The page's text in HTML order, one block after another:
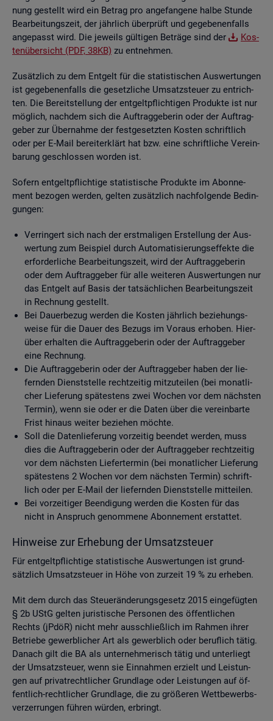
nung ge­stellt wird ein Be­trag pro an­ge­fan­ge­ne halbe Stun­de
Be­ar­bei­tungs­zeit, der jähr­lich über­prüft und ge­ge­be­nen­falls
an­ge­passt wird. Die je­weils gül­ti­gen Be­trä­ge sind der
Kos­
ten­über­sicht (PDF, 38KB) zu ent­neh­men.
Zu­sätz­lich zu dem Ent­gelt für die sta­tis­ti­schen Aus­wer­tun­gen
ist ge­ge­be­nen­falls die ge­setz­li­che Um­satz­steu­er zu ent­rich­
ten. Die Be­reit­stel­lung der ent­gelt­pflich­ti­gen Pro­duk­te ist nur
mög­lich, nach­dem sich die Auf­trag­ge­be­rin oder der Auf­trag­
ge­ber zur Über­nah­me der fest­ge­setz­ten Kos­ten schrift­lich
oder per E-Mail be­reit­er­klärt hat bzw. eine schrift­li­che Ver­ein­
ba­rung ge­schlos­sen wor­den ist.
So­fern ent­gelt­pflich­ti­ge sta­tis­ti­sche Pro­duk­te im Abon­ne­
ment be­zo­gen wer­den, gel­ten zu­sätz­lich nach­fol­gen­de Be­din­
gun­gen:
Ver­rin­gert sich nach der erst­ma­li­gen Er­stel­lung der Aus­
wer­tung zum Bei­spiel durch Au­to­ma­ti­sie­rungs­ef­fek­te die
er­for­der­li­che Be­ar­bei­tungs­zeit, wird der Auf­trag­ge­be­rin
oder dem Auf­trag­ge­ber für alle wei­te­ren Aus­wer­tun­gen nur
das Ent­gelt auf Basis der tat­säch­li­chen Be­ar­bei­tungs­zeit
in Rech­nung ge­stellt.
Bei Dau­er­be­zug wer­den die Kos­ten jähr­lich be­zie­hungs­
wei­se für die Dauer des Be­zugs im Vor­aus er­ho­ben. Hier­
über er­hal­ten die Auf­trag­ge­be­rin oder der Auf­trag­ge­ber
eine Rech­nung.
Die Auf­trag­ge­be­rin oder der Auf­trag­ge­ber haben der lie­
fern­den Dienst­stel­le recht­zei­tig mit­zu­tei­len (bei mo­nat­li­
cher Lie­fe­rung spä­tes­tens zwei Wo­chen vor dem nächs­ten
Ter­min), wenn sie oder er die Daten über die ver­ein­bar­te
Frist hin­aus wei­ter be­zie­hen möch­te.
Soll die Da­ten­lie­fe­rung vor­zei­tig be­en­det wer­den, muss
dies die Auf­trag­ge­be­rin oder der Auf­trag­ge­ber recht­zei­tig
vor dem nächs­ten Lie­fer­ter­min (bei mo­nat­li­cher Lie­fe­rung
spä­tes­tens 2 Wo­chen vor dem nächs­ten Ter­min) schrift­
lich oder per E-Mail der lie­fern­den Dienst­stel­le mit­tei­len.
Bei vor­zei­ti­ger Be­en­di­gung wer­den die Kos­ten für das
nicht in An­spruch ge­nom­me­ne Abon­ne­ment er­stat­tet.
Hin­wei­se zur Er­he­bung der Um­satz­steu­er
Für ent­gelt­pflich­ti­ge sta­tis­ti­sche Aus­wer­tun­gen ist grund­
sätz­lich Um­satz­steu­er in Höhe von zur­zeit 19 % zu er­he­ben.
Mit dem durch das Steu­er­än­de­rungs­ge­setz 2015 ein­ge­füg­ten
§ 2b UStG gel­ten ju­ris­ti­sche Per­so­nen des öf­fent­li­chen
Rechts (jPdöR) nicht mehr aus­schlie­ß­lich im Rah­men ihrer
Be­trie­be ge­werb­li­cher Art als ge­werb­lich oder be­ruf­lich tätig.
Da­nach gilt die BA als un­ter­neh­me­risch tätig und un­ter­liegt
der Um­satz­steu­er, wenn sie Ein­nah­men er­zielt und Leis­tun­
gen auf pri­vat­recht­li­cher Grund­la­ge oder Leis­tun­gen auf öf­
fent­lich-recht­li­cher Grund­la­ge, die zu grö­ße­ren Wett­be­werbs­
ver­zer­run­gen füh­ren wür­den, er­bringt.